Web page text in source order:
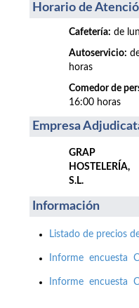
Horario de
Cafetería: de
Autoservicio:
horas
Comedor de
16:00 horas
Empresa
GRAP
HOSTELERÍA,
S.L.
Información
Listado de precios
Informe encuesta
Informe encuesta